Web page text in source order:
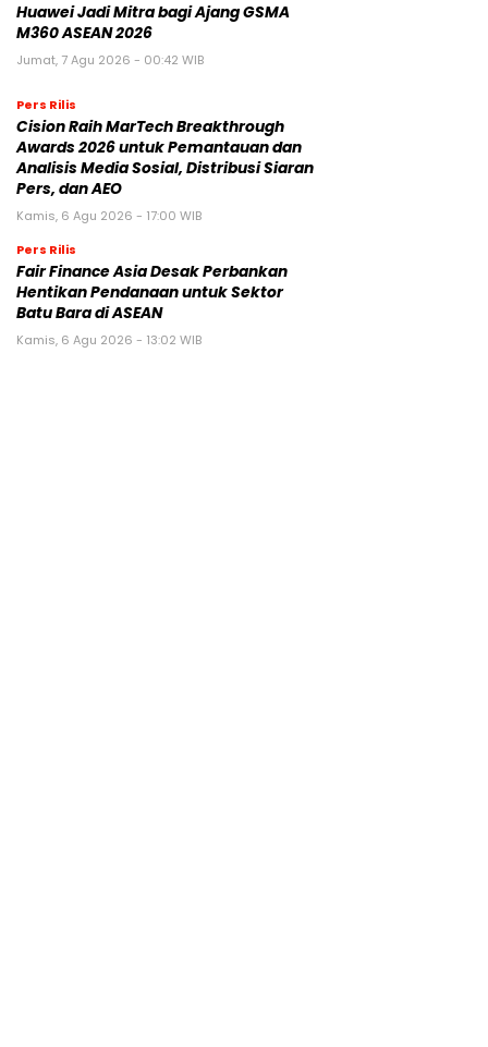
Huawei Jadi Mitra bagi Ajang GSMA
M360 ASEAN 2026
Jumat, 7 Agu 2026 - 00:42 WIB
Pers Rilis
Cision Raih MarTech Breakthrough
Awards 2026 untuk Pemantauan dan
Analisis Media Sosial, Distribusi Siaran
Pers, dan AEO
Kamis, 6 Agu 2026 - 17:00 WIB
Pers Rilis
Fair Finance Asia Desak Perbankan
Hentikan Pendanaan untuk Sektor
Batu Bara di ASEAN
Kamis, 6 Agu 2026 - 13:02 WIB